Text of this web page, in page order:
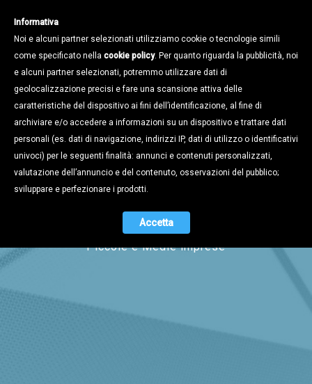
Magazine
Il periodico di informazione per le
Piccole e Medie imprese
Informativa
Noi e alcuni partner selezionati utilizziamo cookie o tecnologie simili
come specificato nella cookie policy. Per quanto riguarda la pubblicità, noi
e alcuni partner selezionati, potremmo utilizzare dati di
geolocalizzazione precisi e fare una scansione attiva delle
caratteristiche del dispositivo ai fini dell’identificazione, al fine di
archiviare e/o accedere a informazioni su un dispositivo e trattare dati
personali (es. dati di navigazione, indirizzi IP, dati di utilizzo o identificativi
univoci) per le seguenti finalità: annunci e contenuti personalizzati,
valutazione dell’annuncio e del contenuto, osservazioni del pubblico;
sviluppare e perfezionare i prodotti.
Accetta